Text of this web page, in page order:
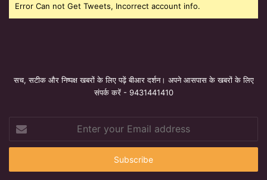
Error Can not Get Tweets, Incorrect account info.
सच, सटीक और निष्पक्ष खबरों के लिए पढ़ें बीआर दर्शन। अपने आसपास के खबरों के लिए
संपर्क करें - 9431441410
your
Email